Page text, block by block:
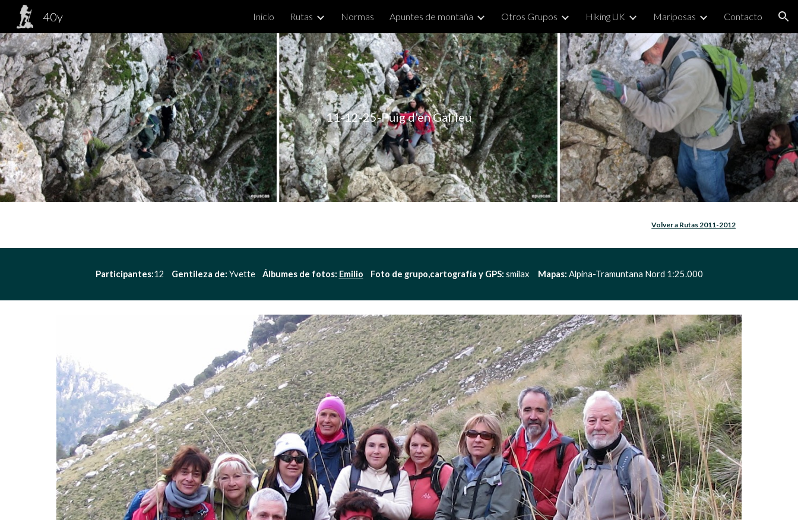
Skip to main content Skip to navigation
40y Inicio Rutas Normas Apuntes de montaña Otros Grupos Hiking UK Mariposas Contacto
11-12-25-Puig d'en Galileu
Volver a Rutas 2011-2012
Participantes:12 Gentileza de: Yvette Álbumes de fotos: Emilio
    Foto de grupo,cartografía y GPS:
smilax Mapas: Alpina-Tramuntana Nord 1:25.000